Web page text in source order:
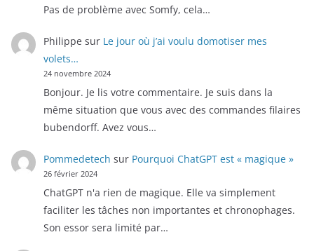
Pas de problème avec Somfy, cela…
Philippe sur Le jour où j’ai voulu domotiser mes
volets…
24 novembre 2024
Bonjour. Je lis votre commentaire. Je suis dans la
même situation que vous avec des commandes filaires
bubendorff. Avez vous…
Pommedetech sur Pourquoi ChatGPT est « magique »
26 février 2024
ChatGPT n'a rien de magique. Elle va simplement
faciliter les tâches non importantes et chronophages.
Son essor sera limité par…